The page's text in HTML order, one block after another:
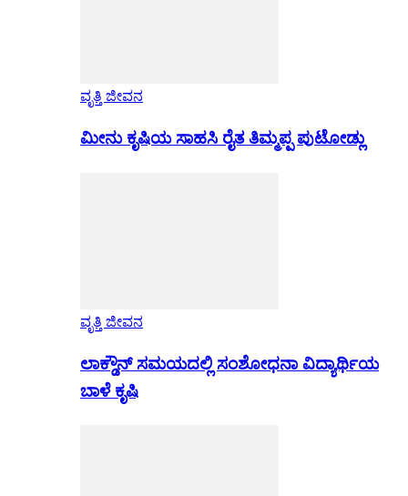
ವೃತ್ತಿ ಜೀವನ
ಮೀನು ಕೃಷಿಯ ಸಾಹಸಿ ರೈತ ತಿಮ್ಮಪ್ಪ ಪುಟೋಡ್ಲು
ವೃತ್ತಿ ಜೀವನ
ಲಾಕ್ಡೌನ್ ಸಮಯದಲ್ಲಿ ಸಂಶೋಧನಾ ವಿದ್ಯಾರ್ಥಿಯ
ಬಾಳೆ ಕೃಷಿ